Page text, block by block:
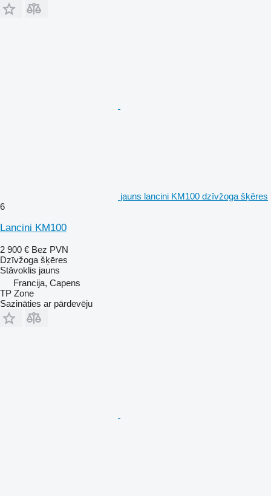
jauns lancini KM100 dzīvžoga šķēres
6
Lancini KM100
2 900 € Bez PVN
Dzīvžoga šķēres
Stāvoklis jauns
Francija, Capens
TP Zone
Sazināties ar pārdevēju